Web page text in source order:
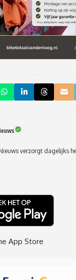
verzorgt dagelijks